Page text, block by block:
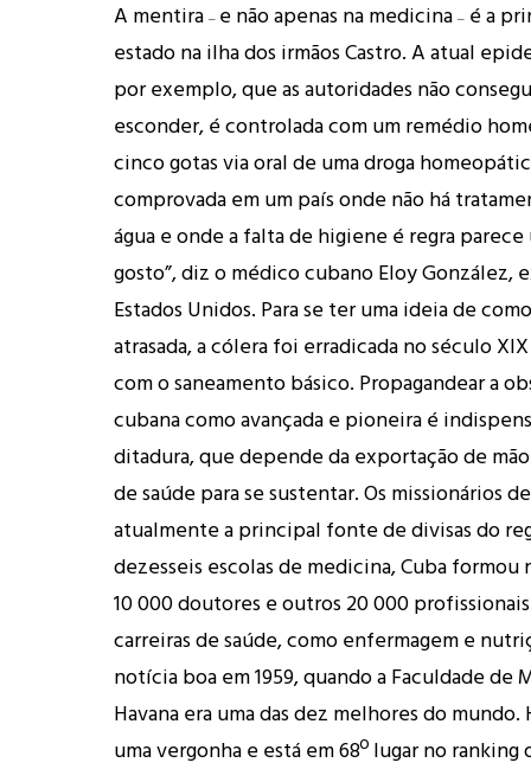
A mentira – e não apenas na medicina – é a
estado na ilha dos irmãos Castro. A atual
por exemplo, que as autoridades não
esconder, é controlada com um remédio
cinco gotas via oral de uma droga
comprovada em um país onde não há
água e onde a falta de higiene é regra parece
gosto”, diz o médico cubano Eloy González,
Estados Unidos. Para se ter uma ideia de
atrasada, a cólera foi erradicada no século
com o saneamento básico. Propagandear a
cubana como avançada e pioneira é
ditadura, que depende da exportação de
de saúde para se sustentar. Os missionários
atualmente a principal fonte de divisas do
dezesseis escolas de medicina, Cuba formou
10 000 doutores e outros 20 000
carreiras de saúde, como enfermagem e
notícia boa em 1959, quando a Faculdade de
Havana era uma das dez melhores do mundo.
uma vergonha e está em 68º lugar no ranking